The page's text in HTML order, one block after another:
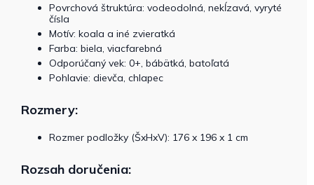
Povrchová štruktúra: vodeodolná, nekĺzavá, vyryté
čísla
Motív: koala a iné zvieratká
Farba: biela, viacfarebná
Odporúčaný vek: 0+, bábätká, batoľatá
Pohlavie: dievča, chlapec
Rozmery:
Rozmer podložky (ŠxHxV): 176 x 196 x 1 cm
Rozsah doručenia: